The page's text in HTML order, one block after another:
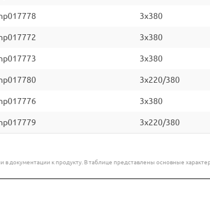
3x380
3x380
3x380
3x220/380
3x380
3x220/380
документации к продукту. В таблице представлены основные